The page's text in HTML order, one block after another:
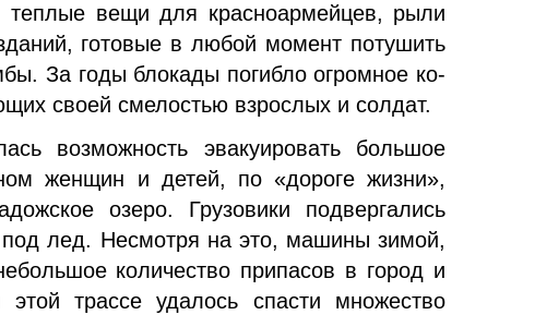
теплые вещи для красноармей­цев, рыли
готовые в любой момент поту­шить
За годы блокады погибло огромное ко­
своей смелостью взрослых и солдат.
возмож­ность эвакуировать большое
женщин и детей, по «дороге жизни»,
озеро. Грузовики подверга­лись
под лед. Несмотря на это, машины зимой,
количество припасов в город и
трассе удалось спасти множе­ство